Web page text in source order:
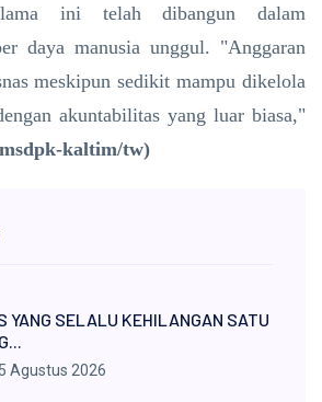
ini telah dibangun dalam
daya manusia unggul. "Anggaran
meskipun sedikit mampu dikelola
akuntabilitas yang luar biasa,"
kaltim/tw)
YANG SELALU KEHILANGAN SATU
Agustus 2026